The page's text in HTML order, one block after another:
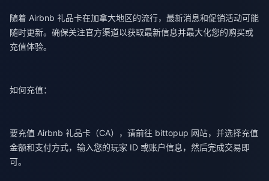
随着 Airbnb 礼品卡在加拿大地区的流行，最新消息和促销活动可能
随时更新。确保关注官方渠道以获取最新信息并最大化您的购买或
充值体验。
如何充值：
要充值 Airbnb 礼品卡（CA），请前往 bittopup 网站，并选择充值
金额和支付方式，输入您的玩家 ID 或账户信息，然后完成交易即
可。